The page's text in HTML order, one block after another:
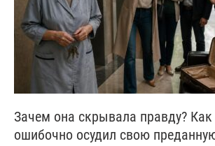
Зачем она скрывала правду?
ошибочно осудил свою